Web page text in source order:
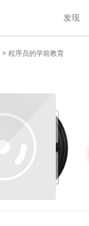
发现
> 程序员的学前教育